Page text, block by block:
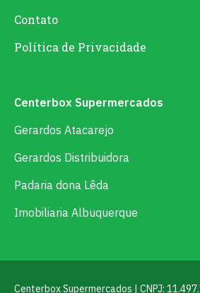
Contato
Política de Privacidade
Centerbox Supermercados
Gerardos Atacarejo
Gerardos Distribuidora
Padaria dona Lêda
Imobiliaria Albuquerque
Centerbox Supermercados | CNPJ: